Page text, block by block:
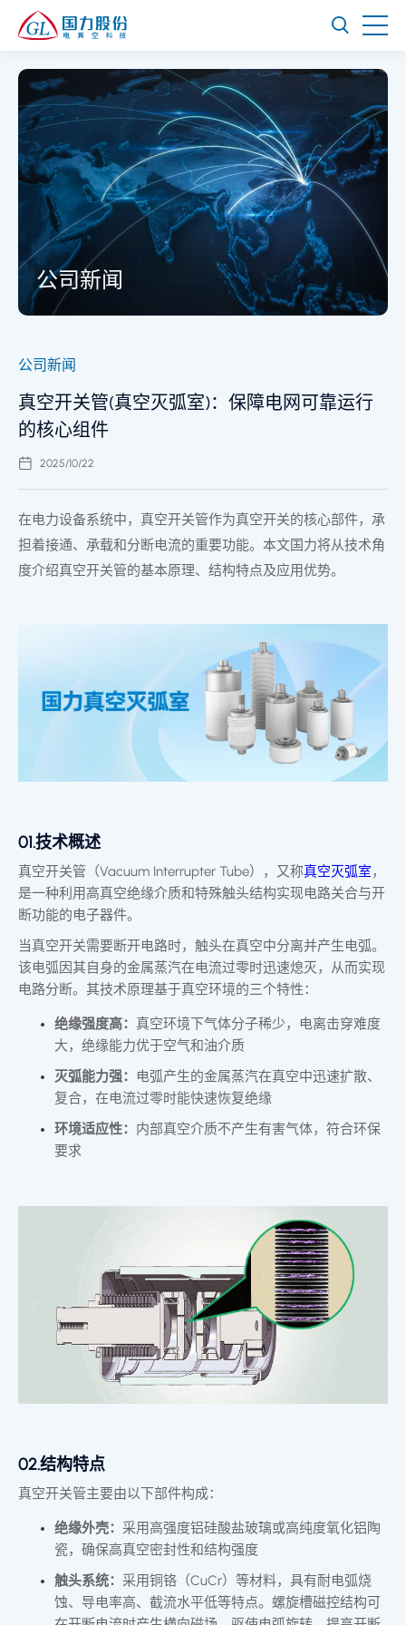
公司新闻
公司新闻
真空开关管(真空灭弧室)：保障电网可靠运行
的核心组件
2025/10/22
在电力设备系统中，真空开关管作为真空开关的核心部件，承
担着接通、承载和分断电流的重要功能。本文国力将从技术角
度介绍真空开关管的基本原理、结构特点及应用优势。
01.技术概述
真空开关管（Vacuum Interrupter Tube），又称真空灭弧室，
是一种利用高真空绝缘介质和特殊触头结构实现电路关合与开
断功能的电子器件。
当真空开关需要断开电路时，触头在真空中分离并产生电弧。
该电弧因其自身的金属蒸汽在电流过零时迅速熄灭，从而实现
电路分断。其技术原理基于真空环境的三个特性：
绝缘强度高： 真空环境下气体分子稀少，电离击穿难度
大，绝缘能力优于空气和油介质
灭弧能力强：
电弧产生的金属蒸汽在真空中迅速扩散、
复合，在电流过零时能快速恢复绝缘
环境适应性： 内部真空介质不产生有害气体，符合环保
要求
02.结构特点
真空开关管主要由以下部件构成：
绝缘外壳： 采用高强度铝硅酸盐玻璃或高纯度氧化铝陶
瓷，确保高真空密封性和结构强度
触头系统： 采用铜铬（CuCr）等材料，具有耐电弧烧
蚀、导电率高、截流水平低等特点。螺旋槽磁控结构可